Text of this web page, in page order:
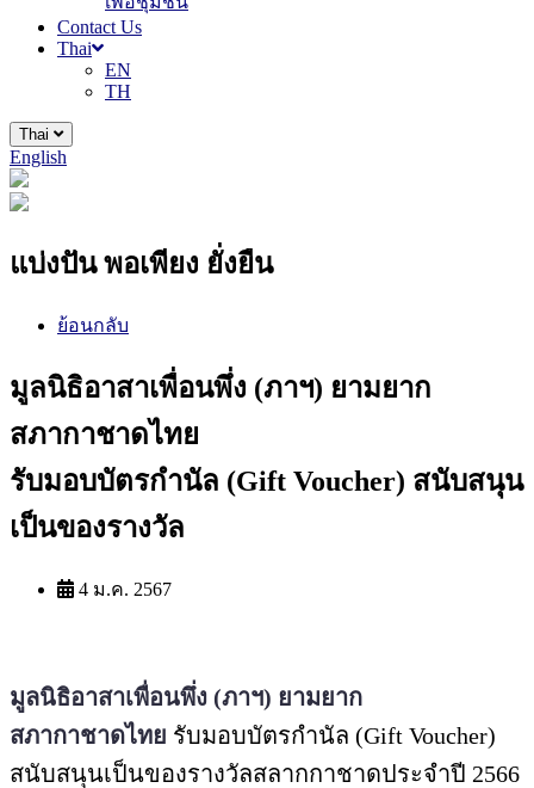
Contact Us
Thai
EN
TH
Thai
English
แบ่งปัน พอเพียง ยั่งยืน
ย้อนกลับ
มูลนิธิอาสาเพื่อนพึ่ง (ภาฯ) ยามยาก
สภากาชาดไทย
รับมอบบัตรกำนัล (Gift Voucher) สนับสนุน
เป็นของรางวัล
4 ม.ค. 2567
มูลนิธิอาสาเพื่อนพึ่ง (ภาฯ) ยามยาก
สภากาชาดไทย รับมอบบัตรกำนัล (Gift Voucher)
สนับสนุนเป็นของรางวัลสลากกาชาดประจำปี 2566